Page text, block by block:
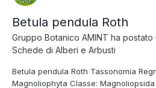
Betula pendula Roth
Gruppo Botanico AMINT ha postato
Schede di Alberi e Arbusti
Betula pendula Roth Tassonomia
Magnoliophyta Classe: